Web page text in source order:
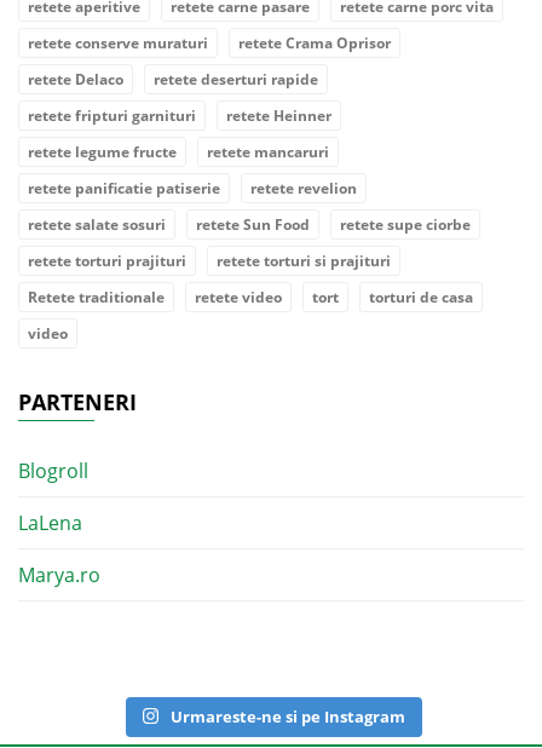
retete aperitive
retete carne pasare
retete carne porc vita
retete conserve muraturi
retete Crama Oprisor
retete Delaco
retete deserturi rapide
retete fripturi garnituri
retete Heinner
retete legume fructe
retete mancaruri
retete panificatie patiserie
retete revelion
retete salate sosuri
retete Sun Food
retete supe ciorbe
retete torturi prajituri
retete torturi si prajituri
Retete traditionale
retete video tort
torturi de casa
video
PARTENERI
Blogroll
LaLena
Marya.ro
Urmareste-ne si pe Instagram